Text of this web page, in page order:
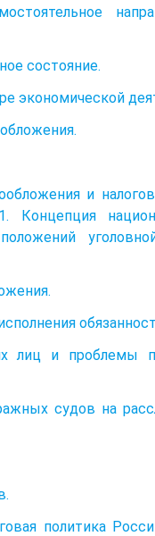
состояние.
экономической
и
Концепция
лиц и проблемы
судов на
политика